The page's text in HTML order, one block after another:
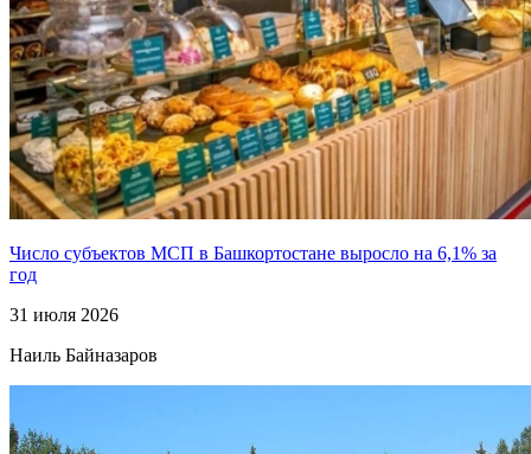
Число субъектов МСП в Башкортостане выросло на 6,1% за
год
31 июля 2026
Наиль Байназаров